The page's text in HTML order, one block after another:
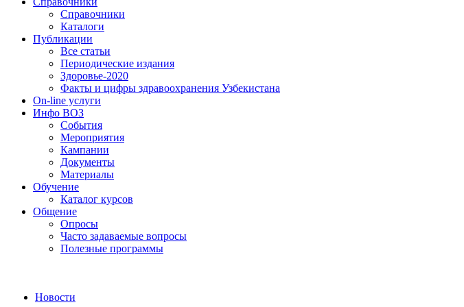
Справочники
Каталоги
Публикации
Все статьи
Периодические издания
Здоровье-2020
Факты и цифры здравоохранения Узбекистана
On-line услуги
Инфо ВОЗ
События
Мероприятия
Кампании
Документы
Материалы
Обучение
Каталог курсов
Общение
Опросы
Часто задаваемые вопросы
Полезные программы
Новости